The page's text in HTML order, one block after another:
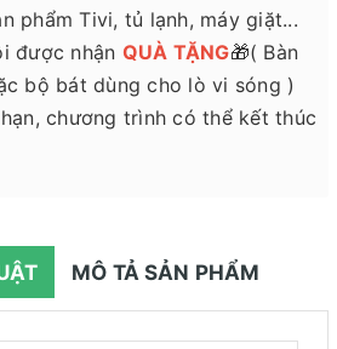
phẩm Tivi, tủ lạnh, máy giặt...
được nhận QUÀ TẶNG🎁( Bàn
bộ bát dùng cho lò vi sóng )
chương trình có thể kết thúc
MÔ TẢ SẢN PHẨM